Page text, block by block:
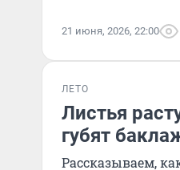
21 июня, 2026, 22:00
ЛЕТО
Листья
губят
Рассказываем,